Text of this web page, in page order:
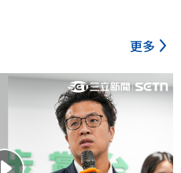
更多